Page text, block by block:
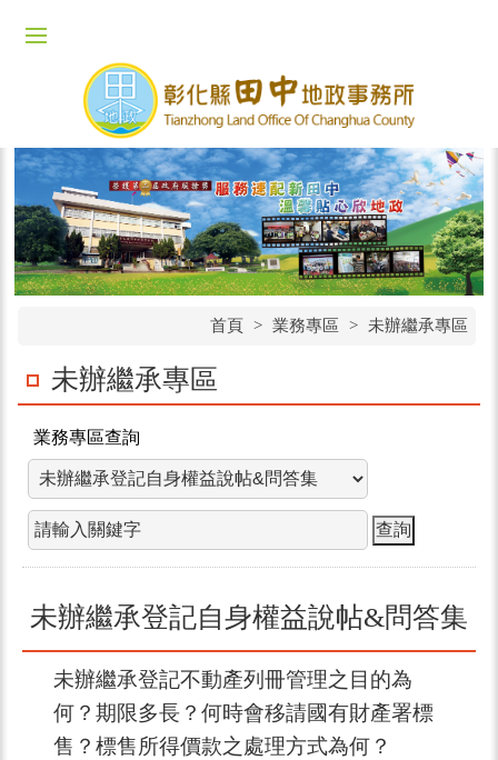
首頁 > 業務專區 > 未辦繼承專區
未辦繼承專區
業務專區查詢
未辦繼承登記自身權益說帖&問答集
未辦繼承登記不動產列冊管理之目的為
何？期限多長？何時會移請國有財產署標
售？標售所得價款之處理方式為何？